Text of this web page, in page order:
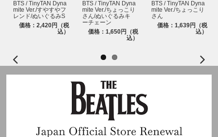
BTS / TinyTAN Dyna
mite Ver./すやすやフ
レンド/ぬいぐるみS
価格：2,420円（税
込）
BTS / TinyTAN Dyna
mite Ver./ちょっこり
さん/ぬいぐるみキ
ーチェーン
価格：1,650円（税
込）
BTS / TinyTAN Dyna
mite Ver./ちょっこり
さん
価格：1,639円（税
込）